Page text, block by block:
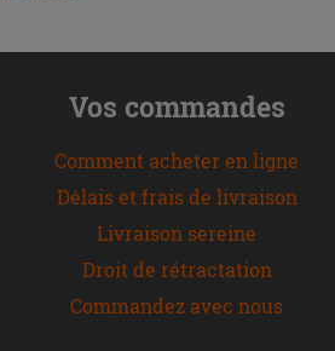
Vos commandes
Comment acheter en ligne
Délais et frais de livraison
Livraison sereine
Droit de rétractation
Commandez avec nous